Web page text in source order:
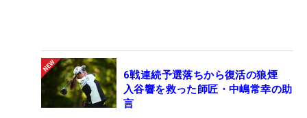
6戦連続予選落ちから復活の狼煙
入谷響を救った師匠・中嶋常幸の助
言